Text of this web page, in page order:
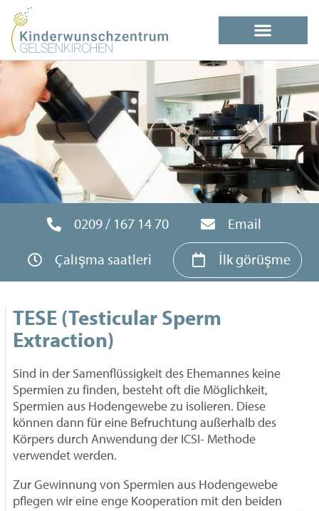
0209 / 167 14 70
Email
Çalışma saatleri
İlk görüşme
TESE (Testicular Sperm
Extraction)
Sind in der Samenflüssigkeit des Ehemannes keine
Spermien zu finden, besteht oft die Möglichkeit,
Spermien aus Hodengewebe zu isolieren. Diese
können dann für eine Befruchtung außerhalb des
Körpers durch Anwendung der ICSI- Methode
verwendet werden.
Zur Gewinnung von Spermien aus Hodengewebe
pflegen wir eine enge Kooperation mit den beiden